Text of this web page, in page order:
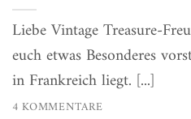
Liebe Vintage Treasure-
euch etwas Besonderes
in Frankreich liegt. [...]
4 KOMMENTARE